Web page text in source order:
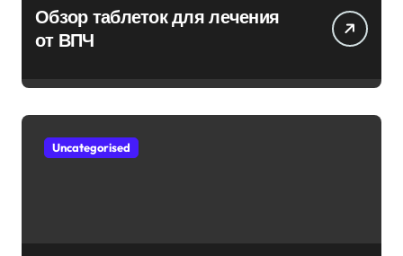
Обзор таблеток для лечения
от ВПЧ
Uncategorised